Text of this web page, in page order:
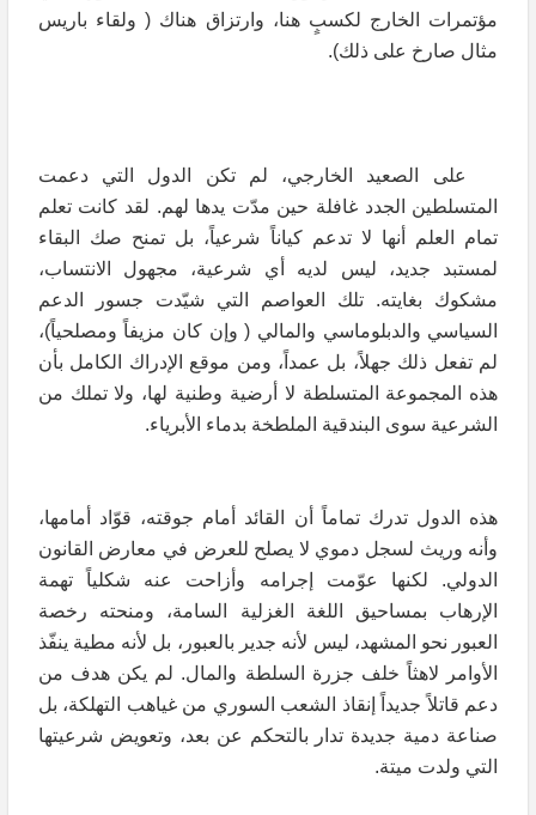
مؤتمرات الخارج لكسبٍ هنا، وارتزاق هناك ( ولقاء باريس
مثال صارخ على ذلك).
على الصعيد الخارجي، لم تكن الدول التي دعمت
المتسلطين الجدد غافلة حين مدّت يدها لهم. لقد كانت تعلم
تمام العلم أنها لا تدعم كياناً شرعياً، بل تمنح صك البقاء
لمستبد جديد، ليس لديه أي شرعية، مجهول الانتساب،
مشكوك بغايته. تلك العواصم التي شيّدت جسور الدعم
السياسي والدبلوماسي والمالي ( وإن كان مزيفاً ومصلحياً)،
لم تفعل ذلك جهلاً، بل عمداً، ومن موقع الإدراك الكامل بأن
هذه المجموعة المتسلطة لا أرضية وطنية لها، ولا تملك من
الشرعية سوى البندقية الملطخة بدماء الأبرياء.
هذه الدول تدرك تماماً أن القائد أمام جوقته، قوّاد أمامها،
وأنه وريث لسجل دموي لا يصلح للعرض في معارض القانون
الدولي. لكنها عوّمت إجرامه وأزاحت عنه شكلياً تهمة
الإرهاب بمساحيق اللغة الغزلية السامة، ومنحته رخصة
العبور نحو المشهد، ليس لأنه جدير بالعبور، بل لأنه مطية ينفّذ
الأوامر لاهثاً خلف جزرة السلطة والمال. لم يكن هدف من
دعم قاتلاً جديداً إنقاذ الشعب السوري من غياهب التهلكة، بل
صناعة دمية جديدة تدار بالتحكم عن بعد، وتعويض شرعيتها
التي ولدت ميتة.